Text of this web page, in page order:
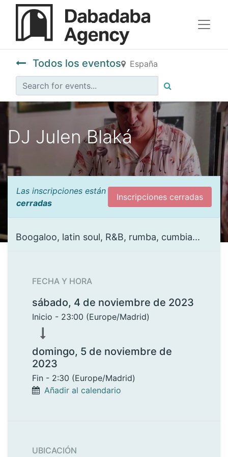
Todos los eventos España
DJ Julen Blaká
Las inscripciones están
cerradas
Inscripciones cerradas
Boogaloo, latin soul, R&B, rumba, cumbia...
FECHA Y HORA
sábado, 4 de noviembre de 2023
Inicio - 23:00 (Europe/Madrid)
domingo, 5 de noviembre de
2023
Fin - 2:30 (Europe/Madrid)
Añadir al calendario
UBICACIÓN